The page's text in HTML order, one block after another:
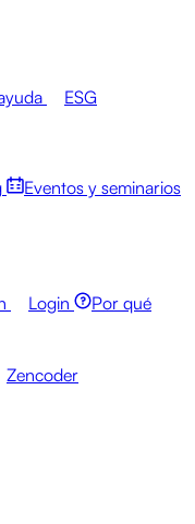
ESG
Eventos y seminarios
Login
Por qué
Zencoder